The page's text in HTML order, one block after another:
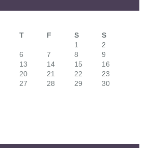
T F S S
1
2
6 7 8
9
13 14 15
16
20 21 22
23
27 28 29
30